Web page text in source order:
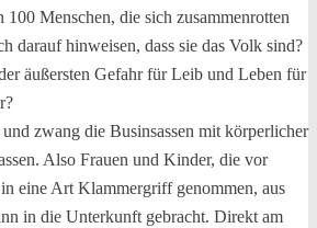
100 Menschen, die sich zusammenrotten
darauf hinweisen, dass sie das Volk sind?
äußersten Gefahr für Leib und Leben für
zwang die Businsassen mit körperlicher
Also Frauen und Kinder, die vor
eine Art Klammergriff genommen, aus
in die Unterkunft gebracht. Direkt am